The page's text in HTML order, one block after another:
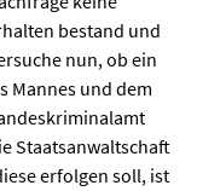
bestand und
nun, ob ein
Mannes und dem
Staatsanwaltschaft
erfolgen soll, ist